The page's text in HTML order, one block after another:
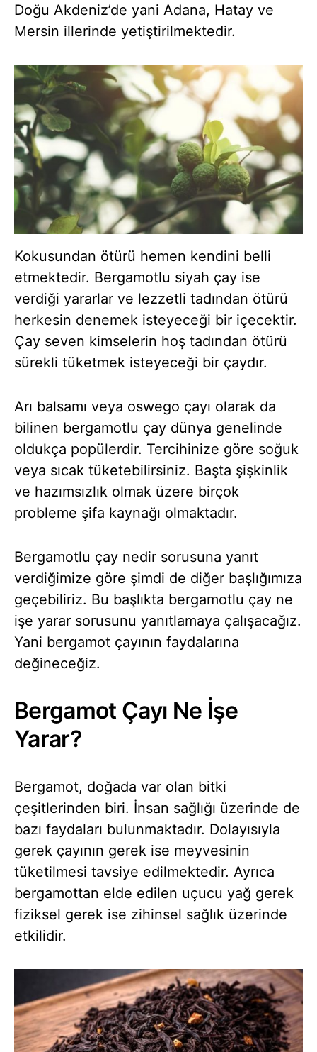
Doğu Akdeniz’de yani Adana, Hatay ve
Mersin illerinde yetiştirilmektedir.
Kokusundan ötürü hemen kendini belli
etmektedir. Bergamotlu siyah çay ise
verdiği yararlar ve lezzetli tadından ötürü
herkesin denemek isteyeceği bir içecektir.
Çay seven kimselerin hoş tadından ötürü
sürekli tüketmek isteyeceği bir çaydır.
Arı balsamı veya oswego çayı olarak da
bilinen bergamotlu çay dünya genelinde
oldukça popülerdir. Tercihinize göre soğuk
veya sıcak tüketebilirsiniz. Başta şişkinlik
ve hazımsızlık olmak üzere birçok
probleme şifa kaynağı olmaktadır.
Bergamotlu çay nedir sorusuna yanıt
verdiğimize göre şimdi de diğer başlığımıza
geçebiliriz. Bu başlıkta bergamotlu çay ne
işe yarar sorusunu yanıtlamaya çalışacağız.
Yani bergamot çayının faydalarına
değineceğiz.
Bergamot Çayı Ne İşe
Yarar?
Bergamot, doğada var olan bitki
çeşitlerinden biri. İnsan sağlığı üzerinde de
bazı faydaları bulunmaktadır. Dolayısıyla
gerek çayının gerek ise meyvesinin
tüketilmesi tavsiye edilmektedir. Ayrıca
bergamottan elde edilen uçucu yağ gerek
fiziksel gerek ise zihinsel sağlık üzerinde
etkilidir.